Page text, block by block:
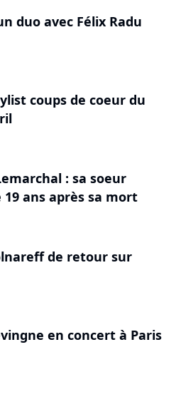
duo avec Félix Radu
coups de coeur du
: sa soeur
ans après sa mort
de retour sur
en concert à Paris